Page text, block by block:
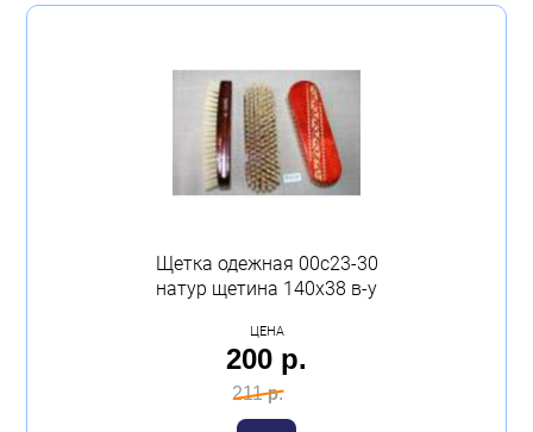
Щетка одежная 00с23-30
натур щетина 140х38 в-у
ЦЕНА
200 р.
211 р.